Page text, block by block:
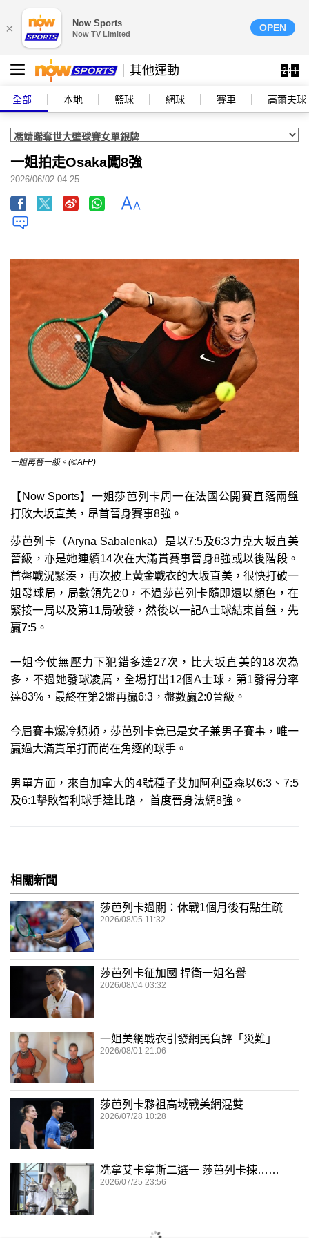
× Now Sports
Now TV Limited
OPEN
其他運動
全部 本地 籃球 網球 賽車 高爾夫球
一姐拍走Osaka闖8強
2026/06/02 04:25
一姐再晉一級。(©AFP)
【Now Sports】一姐莎芭列卡周一在法國公開賽直落兩盤
打敗大坂直美，昂首晉身賽事8強。
莎芭列卡（Aryna Sabalenka）是以7:5及6:3力克大坂直美
晉級，亦是她連續14次在大滿貫賽事晉身8強或以後階段。
首盤戰況緊湊，再次披上黃金戰衣的大坂直美，很快打破一
姐發球局，局數領先2:0，不過莎芭列卡隨即還以顏色，在
緊接一局以及第11局破發，然後以一記A士球結束首盤，先
贏7:5。
一姐今仗無壓力下犯錯多達27次，比大坂直美的18次為
多，不過她發球凌厲，全場打出12個A士球，第1發得分率
達83%，最終在第2盤再贏6:3，盤數贏2:0晉級。
今屆賽事爆冷頻頻，莎芭列卡竟已是女子兼男子賽事，唯一
贏過大滿貫單打而尚在角逐的球手。
男單方面，來自加拿大的4號種子艾加阿利亞森以6:3、7:5
及6:1擊敗智利球手達比路， 首度晉身法網8強。
相關新聞
莎芭列卡過關：休戰1個月後有點生疏
2026/08/05 11:32
莎芭列卡征加國 捍衛一姐名譽
2026/08/04 03:32
一姐美網戰衣引發網民負評「災難」
2026/08/01 21:06
莎芭列卡夥祖高域戰美網混雙
2026/07/28 10:28
冼拿艾卡拿斯二選一 莎芭列卡揀……
2026/07/25 23:56